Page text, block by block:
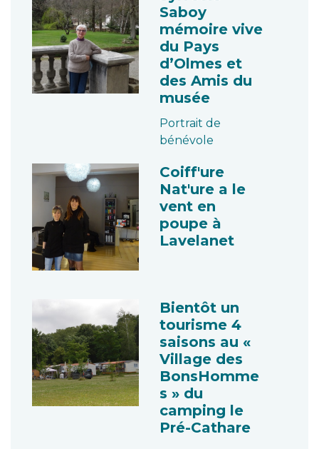
Saboy
mémoire vive
du Pays
d’Olmes et
des Amis du
musée
Portrait de
bénévole
Coiff'ure
Nat'ure a le
vent en
poupe à
Lavelanet
Bientôt un
tourisme 4
saisons au «
Village des
BonsHomme
s » du
camping le
Pré-Cathare